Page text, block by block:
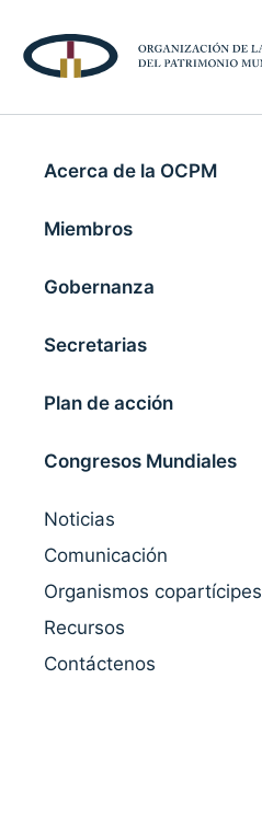
Acerca de la OCPM
Miembros
Gobernanza
Secretarias
Plan de acción
Congresos Mundiales
Noticias
Comunicación
Organismos copartícipes
Recursos
Contáctenos